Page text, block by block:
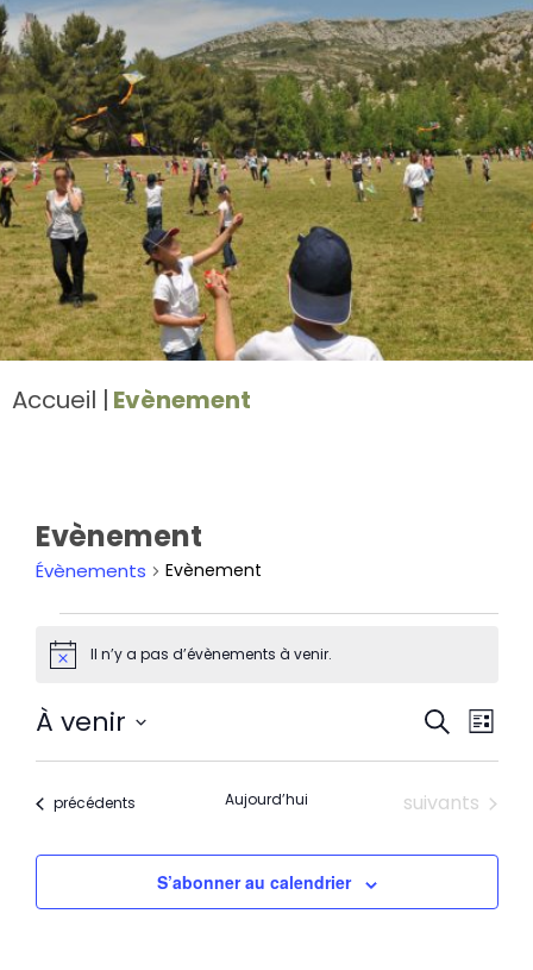
Accueil Evènement
Evènement
Évènements Evènement
NoticeIl n’y a pas d’évènements à venir.
et
de
vues
Recherche
de
Liste
À venir
date.
Évènements
précédents Aujourd’hui Évènements
suivants
S’abonner au calendrier